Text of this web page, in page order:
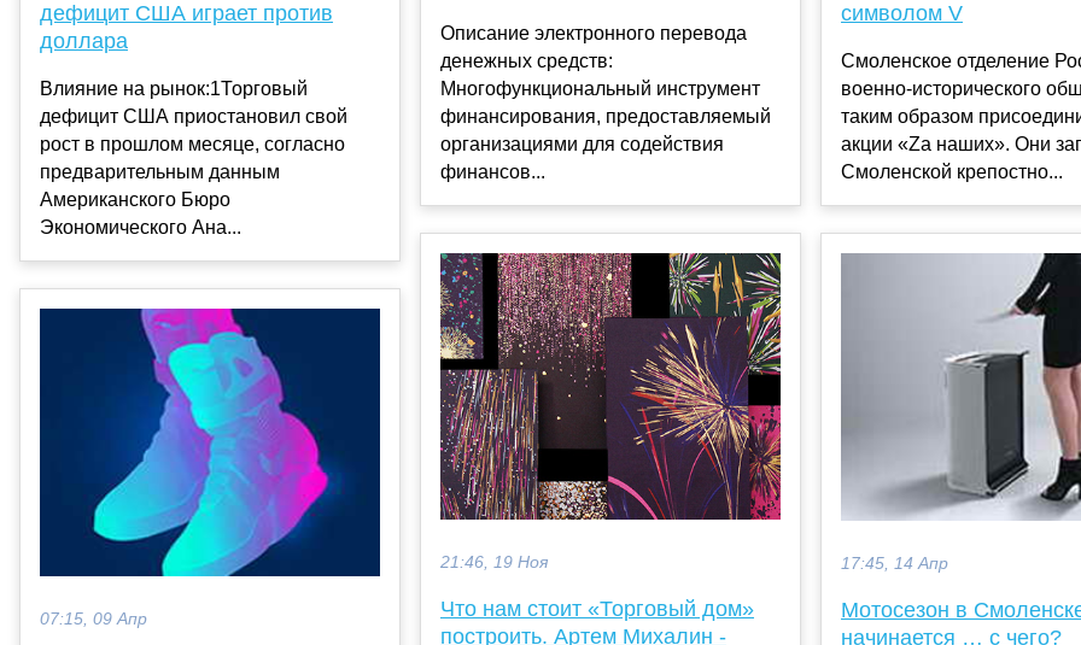
дефицит США играет против
доллара
Влияние на рынок:1Торговый
дефицит США приостановил свой
рост в прошлом месяце, согласно
предварительным данным
Американского Бюро
Экономического Ана...
07:15, 09 Апр
Описание электронного перевода
денежных средств:
Многофункциональный инструмент
финансирования, предоставляемый
организациями для содействия
финансов...
21:46, 19 Ноя
Что нам стоит «Торговый дом»
построить. Артем Михалин -
символом V
Смоленское отделение
военно-исторического
таким образом
акции «Za наших». Они
Смоленской крепостно...
17:45, 14 Апр
Мотосезон в
начинается … с чего?